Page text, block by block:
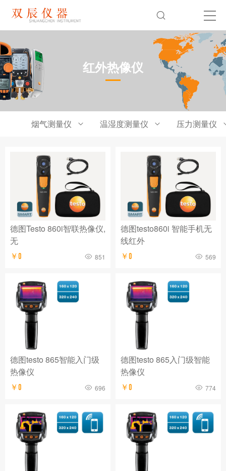
红外热像仪
烟气测量仪 温湿度测量仪 压力测量仪
德图Testo 860i智联热像仪,
无
￥0 851
德图testo860i 智能手机无
线红外
￥0 569
德图testo 865智能入门级
热像仪
￥0 696
德图testo 865入门级智能
热像仪
￥0 774